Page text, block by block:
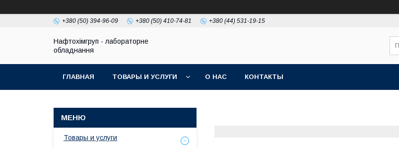
+380 (50) 394-96-09 +380 (50) 410-74-81 +380 (44) 531-19-15
Нафтохімгруп - лабораторне
обладнання
ГЛАВНАЯ ТОВАРЫ И УСЛУГИ О НАС КОНТАКТЫ
Товары и услуги